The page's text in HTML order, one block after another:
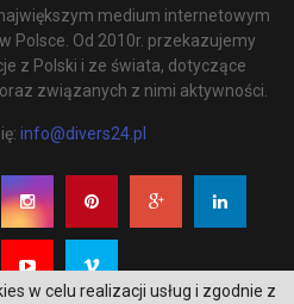
medium internetowym
Polsce. Od 2010r. przekazujemy
z Polski i ze świata, dotyczące
związanych z nimi aktywności.
info@divers24.pl
w celu realizacji usług i zgodnie z